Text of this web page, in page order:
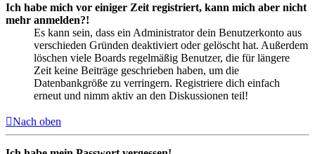
Ich habe mich vor einiger Zeit registriert, kann mich aber nicht
mehr anmelden?!
Es kann sein, dass ein Administrator dein Benutzerkonto aus
verschieden Gründen deaktiviert oder gelöscht hat. Außerdem
löschen viele Boards regelmäßig Benutzer, die für längere
Zeit keine Beiträge geschrieben haben, um die
Datenbankgröße zu verringern. Registriere dich einfach
erneut und nimm aktiv an den Diskussionen teil!
Nach oben